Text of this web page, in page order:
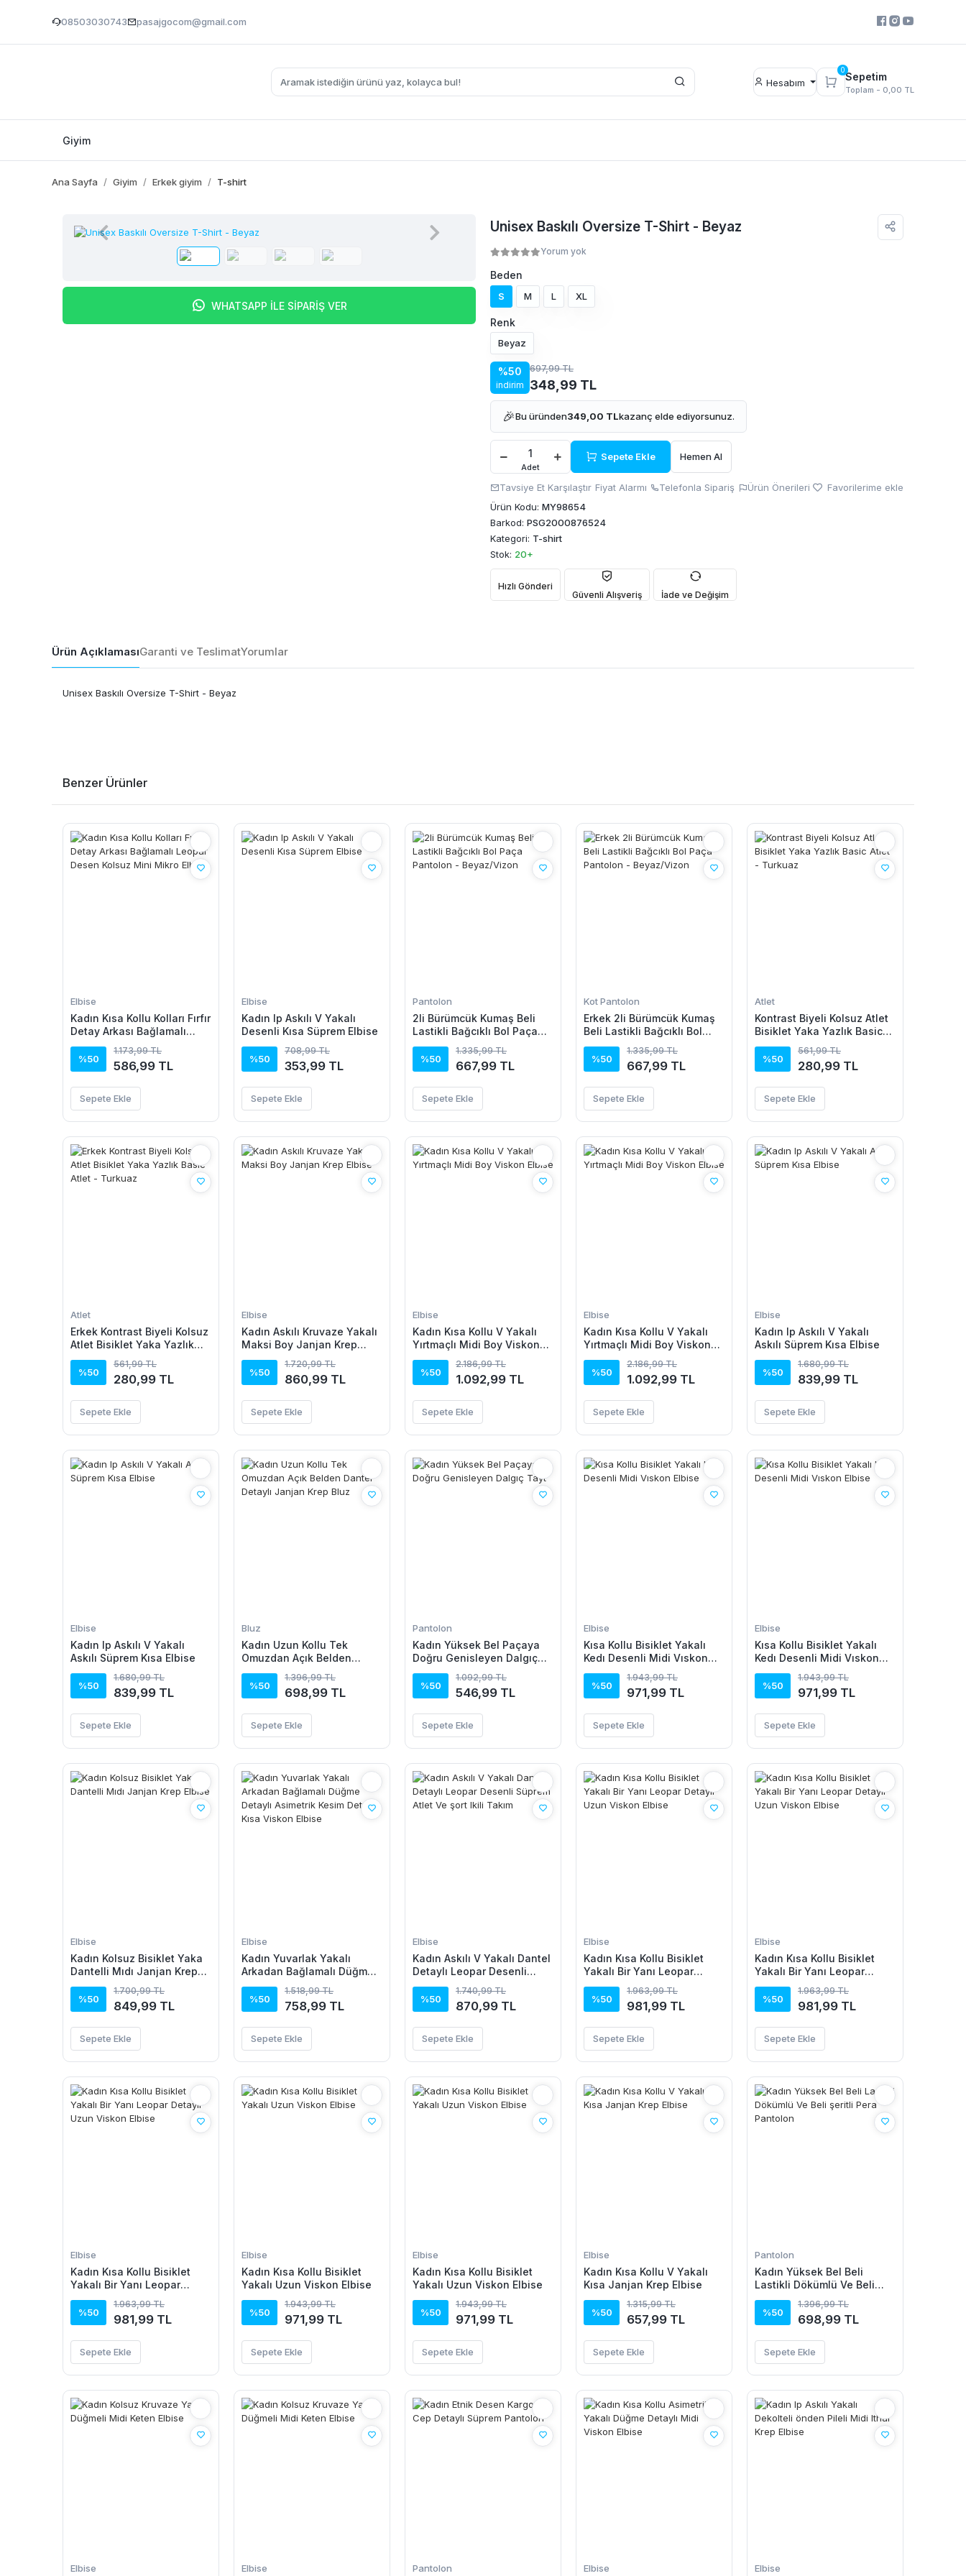
08503030743 pasajgocom@gmail.com
Hesabım
0
Sepetim
Toplam - 0,00 TL
Giyim
Ana Sayfa Giyim Erkek giyim T-shirt
WHATSAPP İLE SİPARİŞ VER
Unisex Baskılı Oversize T-Shirt - Beyaz
Yorum yok
Beden
S M L XL
Renk
Beyaz
%50
indirim
697,99 TL
348,99 TL
🎉Bu üründen349,00 TLkazanç elde ediyorsunuz.
Adet
Sepete Ekle Hemen Al
Tavsiye Et Karşılaştır Fiyat Alarmı Telefonla Sipariş Ürün Önerileri
Favorilerime ekle
Ürün Kodu: MY98654
Barkod: PSG2000876524
Kategori: T-shirt
Stok: 20+
Hızlı Gönderi
Güvenli Alışveriş
İade ve Değişim
Ürün AçıklamasıGaranti ve TeslimatYorumlar
Unisex Baskılı Oversize T-Shirt - Beyaz
Benzer Ürünler
Elbise
Kadın Kısa Kollu Kolları Fırfır
Detay Arkası Bağlamalı
Leopar Desen Kolsuz Mini
Mikro Elbise
%50
1.173,99 TL
586,99 TL
Sepete Ekle
Elbise
Kadın Ip Askılı V Yakalı
Desenli Kısa Süprem Elbise
%50
708,99 TL
353,99 TL
Sepete Ekle
Pantolon
2li Bürümcük Kumaş Beli
Lastikli Bağcıklı Bol Paça
Pantolon - Beyaz/Vizon
%50
1.335,99 TL
667,99 TL
Sepete Ekle
Kot Pantolon
Erkek 2li Bürümcük Kumaş
Beli Lastikli Bağcıklı Bol
Paça Pantolon -
Beyaz/Vizon
%50
1.335,99 TL
667,99 TL
Sepete Ekle
Atlet
Kontrast Biyeli Kolsuz Atlet
Bisiklet Yaka Yazlık Basic
Atlet - Turkuaz
%50
561,99 TL
280,99 TL
Sepete Ekle
Atlet
Erkek Kontrast Biyeli Kolsuz
Atlet Bisiklet Yaka Yazlık
Basic Atlet - Turkuaz
%50
561,99 TL
280,99 TL
Sepete Ekle
Elbise
Kadın Askılı Kruvaze Yakalı
Maksi Boy Janjan Krep
Elbise
%50
1.720,99 TL
860,99 TL
Sepete Ekle
Elbise
Kadın Kısa Kollu V Yakalı
Yırtmaçlı Midi Boy Viskon
Elbise
%50
2.186,99 TL
1.092,99 TL
Sepete Ekle
Elbise
Kadın Kısa Kollu V Yakalı
Yırtmaçlı Midi Boy Viskon
Elbise
%50
2.186,99 TL
1.092,99 TL
Sepete Ekle
Elbise
Kadın Ip Askılı V Yakalı
Askılı Süprem Kısa Elbise
%50
1.680,99 TL
839,99 TL
Sepete Ekle
Elbise
Kadın Ip Askılı V Yakalı
Askılı Süprem Kısa Elbise
%50
1.680,99 TL
839,99 TL
Sepete Ekle
Bluz
Kadın Uzun Kollu Tek
Omuzdan Açık Belden
Dantel Detaylı Janjan Krep
Bluz
%50
1.396,99 TL
698,99 TL
Sepete Ekle
Pantolon
Kadın Yüksek Bel Paçaya
Doğru Genisleyen Dalgıç
Tayt
%50
1.092,99 TL
546,99 TL
Sepete Ekle
Elbise
Kısa Kollu Bisiklet Yakalı
Kedı Desenli Midi Vıskon
Elbise
%50
1.943,99 TL
971,99 TL
Sepete Ekle
Elbise
Kısa Kollu Bisiklet Yakalı
Kedı Desenli Midi Vıskon
Elbise
%50
1.943,99 TL
971,99 TL
Sepete Ekle
Elbise
Kadın Kolsuz Bisiklet Yaka
Dantelli Mıdı Janjan Krep
Elbise
%50
1.700,99 TL
849,99 TL
Sepete Ekle
Elbise
Kadın Yuvarlak Yakalı
Arkadan Bağlamalı Düğme
Detaylı Asimetrik Kesim
Detaylı Kısa Viskon Elbise
%50
1.518,99 TL
758,99 TL
Sepete Ekle
Elbise
Kadın Askılı V Yakalı Dantel
Detaylı Leopar Desenli
Süprem Atlet Ve şort Ikili
Takım
%50
1.740,99 TL
870,99 TL
Sepete Ekle
Elbise
Kadın Kısa Kollu Bisiklet
Yakalı Bir Yanı Leopar
Detaylı Uzun Viskon Elbise
%50
1.963,99 TL
981,99 TL
Sepete Ekle
Elbise
Kadın Kısa Kollu Bisiklet
Yakalı Bir Yanı Leopar
Detaylı Uzun Viskon Elbise
%50
1.963,99 TL
981,99 TL
Sepete Ekle
Elbise
Kadın Kısa Kollu Bisiklet
Yakalı Bir Yanı Leopar
Detaylı Uzun Viskon Elbise
%50
1.963,99 TL
981,99 TL
Sepete Ekle
Elbise
Kadın Kısa Kollu Bisiklet
Yakalı Uzun Viskon Elbise
%50
1.943,99 TL
971,99 TL
Sepete Ekle
Elbise
Kadın Kısa Kollu Bisiklet
Yakalı Uzun Viskon Elbise
%50
1.943,99 TL
971,99 TL
Sepete Ekle
Elbise
Kadın Kısa Kollu V Yakalı
Kısa Janjan Krep Elbise
%50
1.315,99 TL
657,99 TL
Sepete Ekle
Pantolon
Kadın Yüksek Bel Beli
Lastikli Dökümlü Ve Beli
şeritli Pera Pantolon
%50
1.396,99 TL
698,99 TL
Sepete Ekle
Elbise Elbise Pantolon Elbise Elbise